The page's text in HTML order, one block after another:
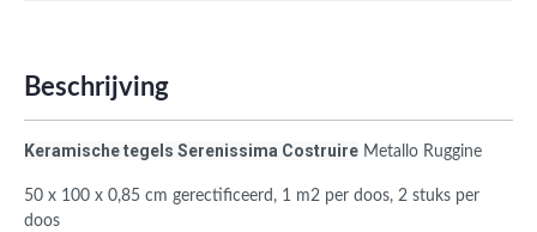
Beschrijving
Keramische tegels Serenissima Costruire Metallo Ruggine
50 x 100 x 0,85 cm gerectificeerd, 1 m2 per doos, 2 stuks per
doos